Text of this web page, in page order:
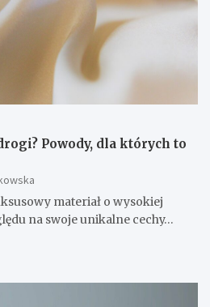
Powody, dla których to
materiał o wysokiej
na swoje unikalne cechy…